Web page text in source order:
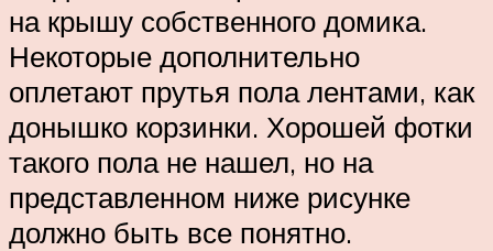
на крышу собственного домика.
Некоторые дополнительно
оплетают прутья пола лентами, как
донышко корзинки. Хорошей фотки
такого пола не нашел, но на
представленном ниже рисунке
должно быть все понятно.